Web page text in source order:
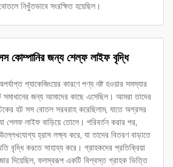
নিখুঁতভাবে সংরক্ষিত হয়েছিল।
কোম্পানির জন্য শেল্ফ লাইফ বৃদ্ধি
প্যাকেজিংয়ের কারণে পণ্য নষ্ট হওয়ার সমস্যার
সমাধানের জন্য আমাদের কাছে এসেছিল। আমরা তাদের
হট সস বোতল সরবরাহ করেছিলাম, যাতে অগ্রসর
শেলফ লাইফ বাড়িয়ে তোলে। পরিবর্তন করার পর,
উল্লেখযোগ্য হ্রাস লক্ষ্য করে, যা তাদের বিতরণ বাড়াতে
বৃদ্ধি করতে সাহায্য করে। গ্রাহকদের প্রতিক্রিয়া
দিয়েছিল, ফলস্বরূপ একটি বিশ্বস্ত গ্রাহক ভিত্তি